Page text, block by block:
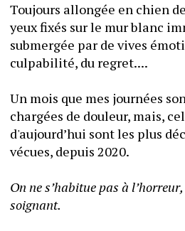
Toujours allongée en chien
yeux fixés sur le mur blanc
submergée par de vives
culpabilité, du regret....
Un mois que mes journées
chargées de douleur, mais,
d'aujourd’hui sont les plus
vécues, depuis 2020.
On ne s’habitue pas à
soignant.